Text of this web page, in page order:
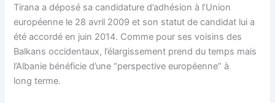
Tirana a déposé sa candidature d’adhésion à l’Union
européenne le 28 avril 2009 et son statut de candidat lui a
été accordé en juin 2014. Comme pour ses voisins des
Balkans occidentaux, l’élargissement prend du temps mais
l’Albanie bénéficie d’une “perspective européenne” à
long terme.